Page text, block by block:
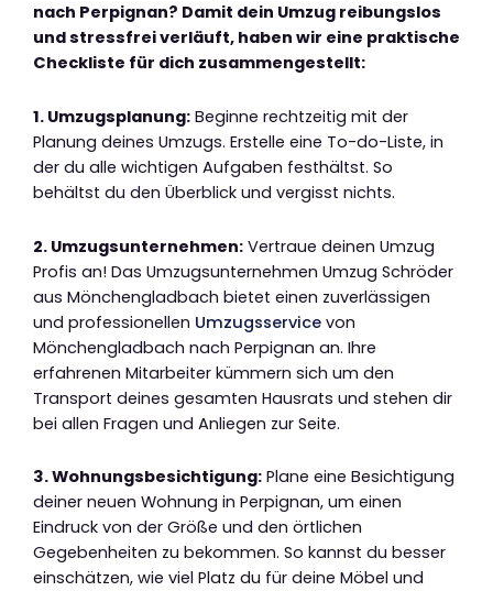
nach Perpignan? Damit dein Umzug reibungslos
und stressfrei verläuft, haben wir eine praktische
Checkliste für dich zusammengestellt:
1. Umzugsplanung: Beginne rechtzeitig mit der
Planung deines Umzugs. Erstelle eine To-do-Liste, in
der du alle wichtigen Aufgaben festhältst. So
behältst du den Überblick und vergisst nichts.
2. Umzugsunternehmen: Vertraue deinen Umzug
Profis an! Das Umzugsunternehmen Umzug Schröder
aus Mönchengladbach bietet einen zuverlässigen
und professionellen Umzugsservice von
Mönchengladbach nach Perpignan an. Ihre
erfahrenen Mitarbeiter kümmern sich um den
Transport deines gesamten Hausrats und stehen dir
bei allen Fragen und Anliegen zur Seite.
3. Wohnungsbesichtigung: Plane eine Besichtigung
deiner neuen Wohnung in Perpignan, um einen
Eindruck von der Größe und den örtlichen
Gegebenheiten zu bekommen. So kannst du besser
einschätzen, wie viel Platz du für deine Möbel und